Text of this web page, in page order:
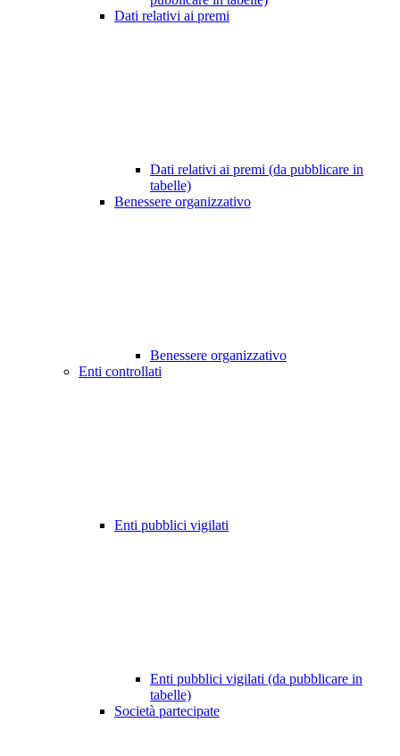
Dati relativi ai premi
Dati relativi ai premi (da pubblicare in
tabelle)
Benessere organizzativo
Benessere organizzativo
Enti controllati
Enti pubblici vigilati
Enti pubblici vigilati (da pubblicare in
tabelle)
Società partecipate